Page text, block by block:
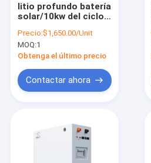
litio profundo batería
solar/10kw del ciclo
Battery
Precio:$1,650.00/Unit
MOQ:1
Obtenga el último precio
Contactar ahora